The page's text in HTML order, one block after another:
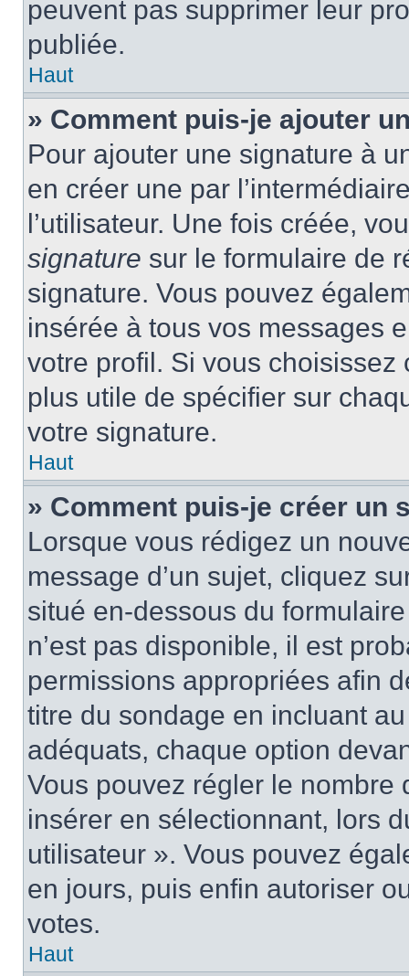
peuvent pas supprimer leur
publiée.
Haut
» Comment puis-je ajouter
Pour ajouter une signature à
en créer une par
l’utilisateur. Une fois créée,
signature sur le formulaire de
signature. Vous pouvez
insérée à tous vos messages
votre profil. Si vous
plus utile de spécifier sur
votre signature.
Haut
» Comment puis-je créer un
Lorsque vous rédigez un
message d’un sujet, cliquez
situé en-dessous du
n’est pas disponible, il est
permissions appropriées afin
titre du sondage en incluant
adéquats, chaque option
Vous pouvez régler le nombre
insérer en sélectionnant, lors
utilisateur ». Vous pouvez
en jours, puis enfin autoriser
votes.
Haut